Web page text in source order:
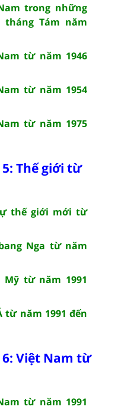
trong những
tháng Tám năm
từ năm 1946
từ năm 1954
từ năm 1975
Thế giới từ
thế giới mới từ
Nga từ năm
Mỹ từ năm 1991
từ năm 1991 đến
Việt Nam từ
từ năm 1991